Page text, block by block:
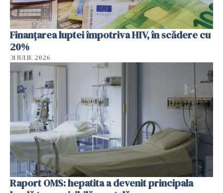
Finanțarea luptei împotriva HIV, în scădere cu
20%
31 IULIE 2026
Raport OMS: hepatita a devenit principala